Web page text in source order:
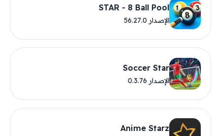
STAR - 8 Ball Pool
الإصدار 56.27.0
Soccer Star
الإصدار 0.3.76
Anime Starz